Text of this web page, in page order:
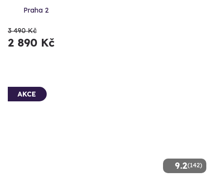
Praha 2
3 490 Kč
2 890 Kč
9.2(142)
AKCE